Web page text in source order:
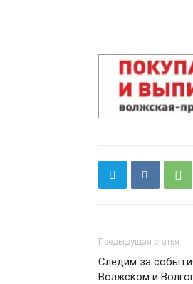
Предыдущая статья
Следим за
Волжском и